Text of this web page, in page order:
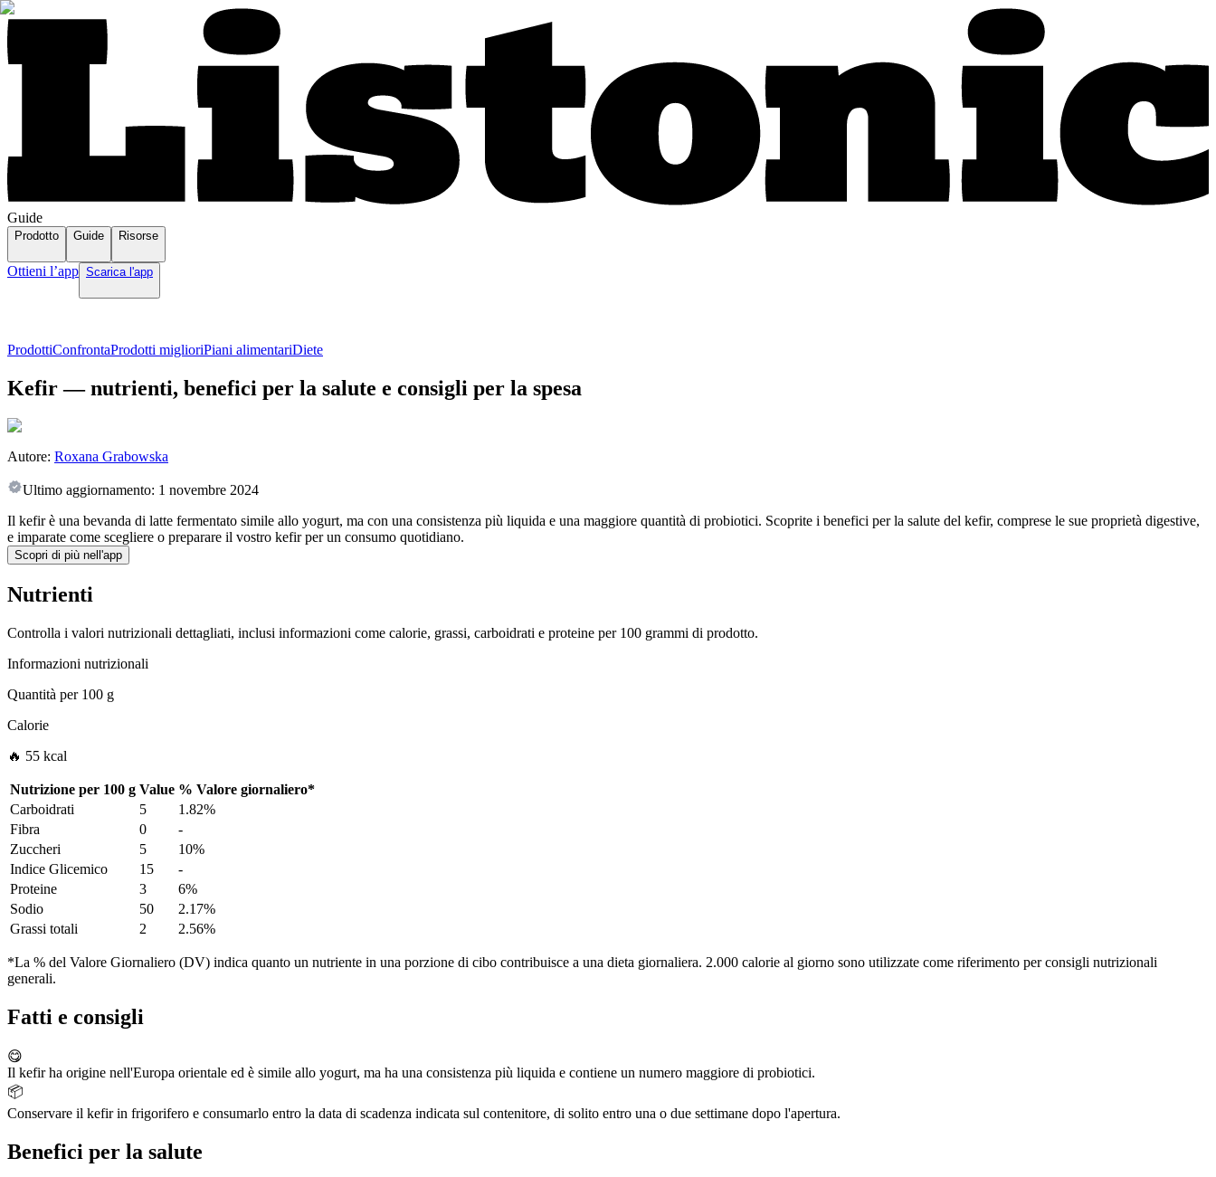
Guide
Prodotto Guide Risorse
Ottieni l’app Scarica l'app
ProdottiConfrontaProdotti miglioriPiani alimentariDiete
Kefir — nutrienti, benefici per la salute e consigli per la spesa
Autore: Roxana Grabowska
Ultimo aggiornamento: 1 novembre 2024
Il kefir è una bevanda di latte fermentato simile allo yogurt, ma con una consistenza più liquida e una maggiore quantità di probiotici. Scoprite i benefici per la salute del kefir, comprese le sue proprietà digestive,
e imparate come scegliere o preparare il vostro kefir per un consumo quotidiano.
Scopri di più nell'app
Nutrienti
Controlla i valori nutrizionali dettagliati, inclusi informazioni come calorie, grassi, carboidrati e proteine per 100 grammi di prodotto.
Informazioni nutrizionali
Quantità per100 g
Calorie
🔥 55 kcal
Nutrizione per 100 g Value % Valore giornaliero*
Carboidrati
5
1.82%
Fibra
0
-
Zuccheri
5
10%
Indice Glicemico
15
-
Proteine
3
6%
Sodio
50
2.17%
Grassi totali
2 2.56%
*La % del Valore Giornaliero (DV) indica quanto un nutriente in una porzione di cibo contribuisce a una dieta giornaliera. 2.000 calorie al giorno sono utilizzate come riferimento per consigli nutrizionali
generali.
Fatti e consigli
😋
Il kefir ha origine nell'Europa orientale ed è simile allo yogurt, ma ha una consistenza più liquida e contiene un numero maggiore di probiotici.
📦
Conservare il kefir in frigorifero e consumarlo entro la data di scadenza indicata sul contenitore, di solito entro una o due settimane dopo l'apertura.
Benefici per la salute